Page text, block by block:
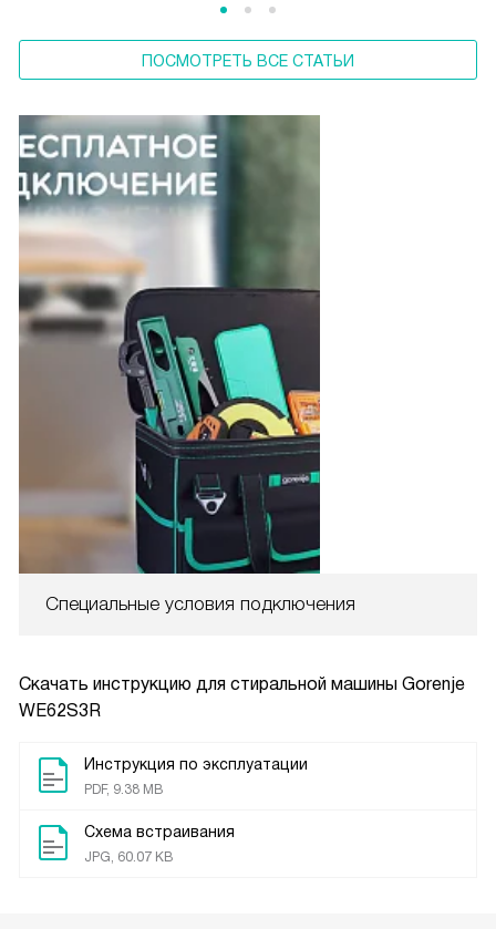
Специальные условия подключения
Скачать инструкцию для стиральной машины Gorenje
WE62S3R
Инструкция по эксплуатации
PDF, 9.38 MB
Схема встраивания
JPG, 60.07 KB
ПОСМОТРЕТЬ ВСЕ СТАТЬИ